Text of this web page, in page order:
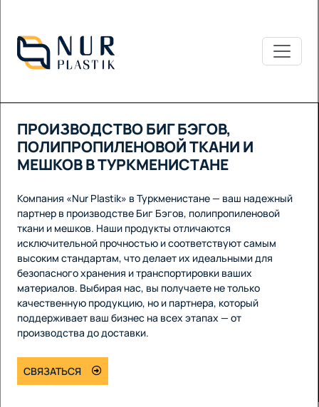
ПРОИЗВОДСТВО БИГ БЭГОВ,
ПОЛИПРОПИЛЕНОВОЙ ТКАНИ И
МЕШКОВ В ТУРКМЕНИСТАНЕ
Компания «Nur Plastik» в Туркменистане — ваш надежный
партнер в производстве Биг Бэгов, полипропиленовой
ткани и мешков. Наши продукты отличаются
исключительной прочностью и соответствуют самым
высоким стандартам, что делает их идеальными для
безопасного хранения и транспортировки ваших
материалов. Выбирая нас, вы получаете не только
качественную продукцию, но и партнера, который
поддерживает ваш бизнес на всех этапах — от
производства до доставки.
СВЯЗАТЬСЯ